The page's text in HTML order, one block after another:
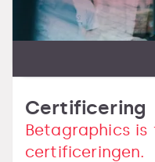
Certificering
Betagraphics
certificeringen.